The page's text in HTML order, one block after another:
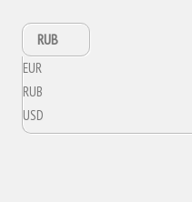
RUB
EUR
RUB
USD